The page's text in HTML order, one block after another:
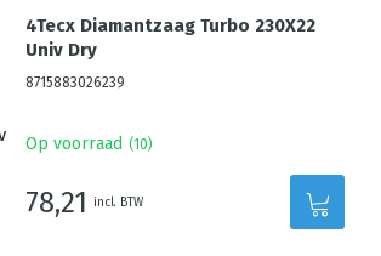
4Tecx Diamantzaag Turbo 230X22
Univ Dry
8715883026239
Op voorraad (10)
78,21 incl. BTW